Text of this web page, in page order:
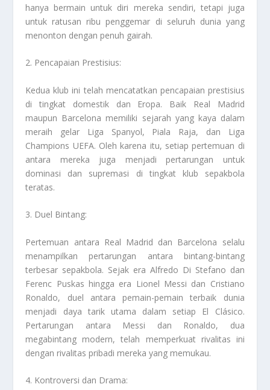
hanya bermain untuk diri mereka sendiri, tetapi juga
untuk ratusan ribu penggemar di seluruh dunia yang
menonton dengan penuh gairah.
2. Pencapaian Prestisius:
Kedua klub ini telah mencatatkan pencapaian prestisius
di tingkat domestik dan Eropa. Baik Real Madrid
maupun Barcelona memiliki sejarah yang kaya dalam
meraih gelar Liga Spanyol, Piala Raja, dan Liga
Champions UEFA. Oleh karena itu, setiap pertemuan di
antara mereka juga menjadi pertarungan untuk
dominasi dan supremasi di tingkat klub sepakbola
teratas.
3. Duel Bintang:
Pertemuan antara Real Madrid dan Barcelona selalu
menampilkan pertarungan antara bintang-bintang
terbesar sepakbola. Sejak era Alfredo Di Stefano dan
Ferenc Puskas hingga era Lionel Messi dan Cristiano
Ronaldo, duel antara pemain-pemain terbaik dunia
menjadi daya tarik utama dalam setiap El Clásico.
Pertarungan antara Messi dan Ronaldo, dua
megabintang modern, telah memperkuat rivalitas ini
dengan rivalitas pribadi mereka yang memukau.
4. Kontroversi dan Drama: